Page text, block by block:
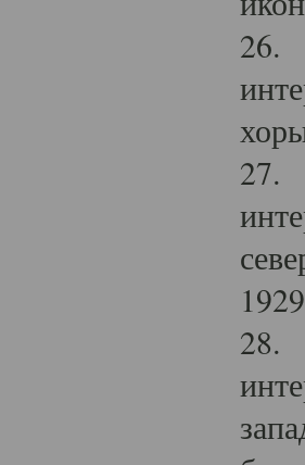
26.
27.
28.